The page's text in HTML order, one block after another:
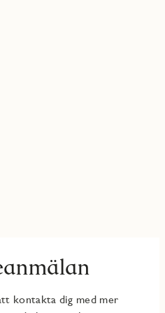
kontakta dig med mer